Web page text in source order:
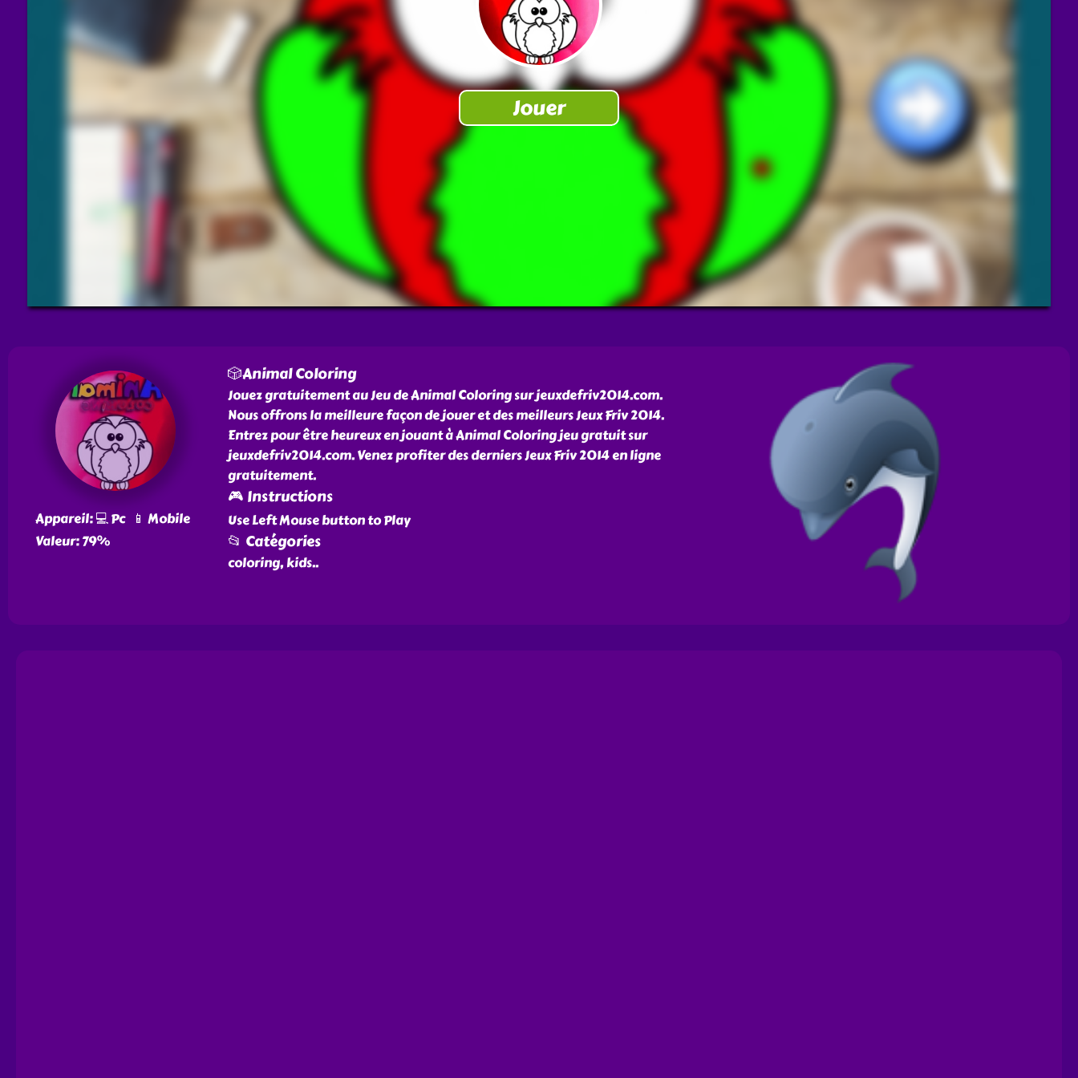
Appareil: 💻 Pc 📱 Mobile
Valeur: 79%
🎲Animal Coloring
Jouez gratuitement au Jeu de Animal Coloring sur jeuxdefriv2014.com.
Nous offrons la meilleure façon de jouer et des meilleurs Jeux Friv 2014.
Entrez pour être heureux en jouant à Animal Coloring jeu gratuit sur
jeuxdefriv2014.com. Venez profiter des derniers Jeux Friv 2014 en ligne
gratuitement.
🎮 Instructions
Use Left Mouse button to Play
📂 Catégories
coloring, kids..